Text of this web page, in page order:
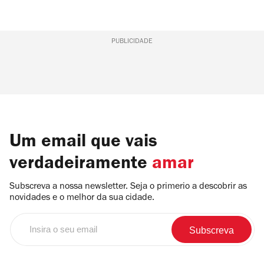
PUBLICIDADE
Um email que vais
verdadeiramente amar
Subscreva a nossa newsletter. Seja o primerio a descobrir as
novidades e o melhor da sua cidade.